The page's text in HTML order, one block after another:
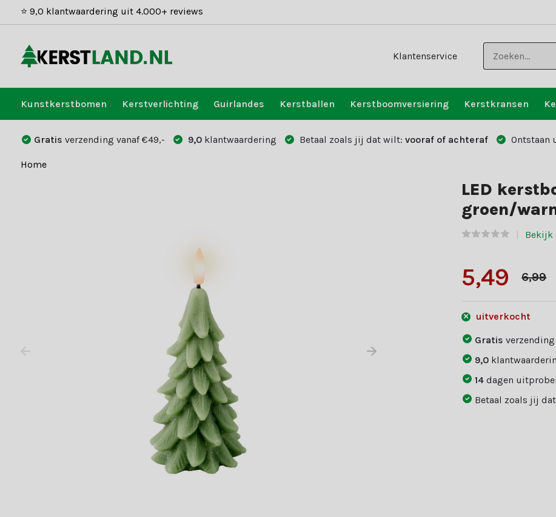
⭐ 9,0 klantwaardering uit 4.000+ reviews
Klantenservice
Kunstkerstbomen Kerstverlichting Guirlandes Kerstballen Kerstboomversiering Kerstkransen
Gratis verzending vanaf €49,- 9,0 klantwaardering Betaal zoals jij dat wilt: vooraf of achteraf Ontstaan
Home
LED
groen/
Bekijk
5,49 6,99
uitverkocht
Gratis
9,0
14dagen
Betaal zoals jij